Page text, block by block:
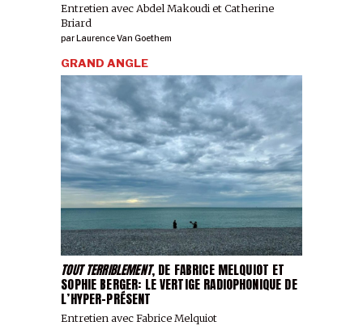
Entretien avec Abdel Makoudi et Catherine
Briard
parLaurence Van Goethem
TOUT TERRIBLEMENT, DE FABRICE MELQUIOT ET
SOPHIE BERGER: LE VERTIGE RADIOPHONIQUE DE
L’HYPER-PRÉSENT
Entretien avec Fabrice Melquiot
GRAND ANGLE